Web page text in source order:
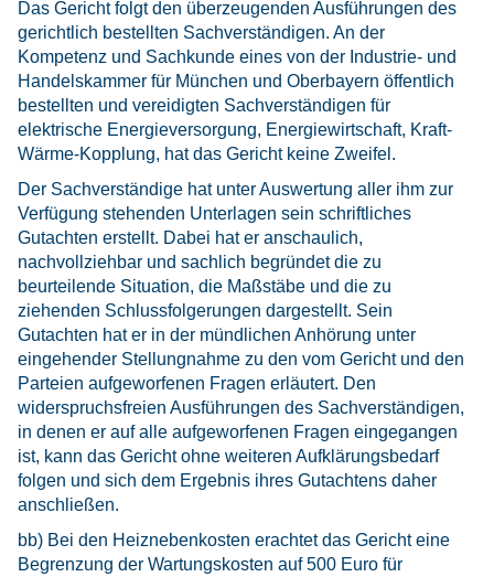
Das Gericht folgt den überzeugenden Ausführungen des
gerichtlich bestellten Sachverständigen. An der
Kompetenz und Sachkunde eines von der Industrie- und
Handelskammer für München und Oberbayern öffentlich
bestellten und vereidigten Sachverständigen für
elektrische Energieversorgung, Energiewirtschaft, Kraft-
Wärme-Kopplung, hat das Gericht keine Zweifel.
Der Sachverständige hat unter Auswertung aller ihm zur
Verfügung stehenden Unterlagen sein schriftliches
Gutachten erstellt. Dabei hat er anschaulich,
nachvollziehbar und sachlich begründet die zu
beurteilende Situation, die Maßstäbe und die zu
ziehenden Schlussfolgerungen dargestellt. Sein
Gutachten hat er in der mündlichen Anhörung unter
eingehender Stellungnahme zu den vom Gericht und den
Parteien aufgeworfenen Fragen erläutert. Den
widerspruchsfreien Ausführungen des Sachverständigen,
in denen er auf alle aufgeworfenen Fragen eingegangen
ist, kann das Gericht ohne weiteren Aufklärungsbedarf
folgen und sich dem Ergebnis ihres Gutachtens daher
anschließen.
bb) Bei den Heiznebenkosten erachtet das Gericht eine
Begrenzung der Wartungskosten auf 500 Euro für